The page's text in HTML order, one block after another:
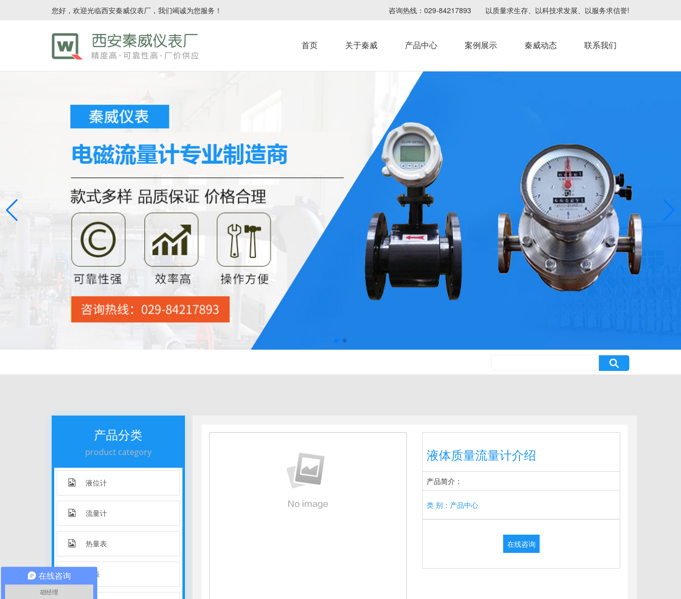
您好，欢迎光临西安秦威仪表厂，我们竭诚为您服务！ 咨询热线：029-84217893 以质量求生存、以科技求发展、以服务求信誉!
首页 关于秦威 产品中心 案例展示 秦威动态 联系我们
产品分类
product category
液位计
流量计
热量表
水表
液体质量流量计介绍
产品简介：
类 别：产品中心
在线咨询
在线咨询
胡经理